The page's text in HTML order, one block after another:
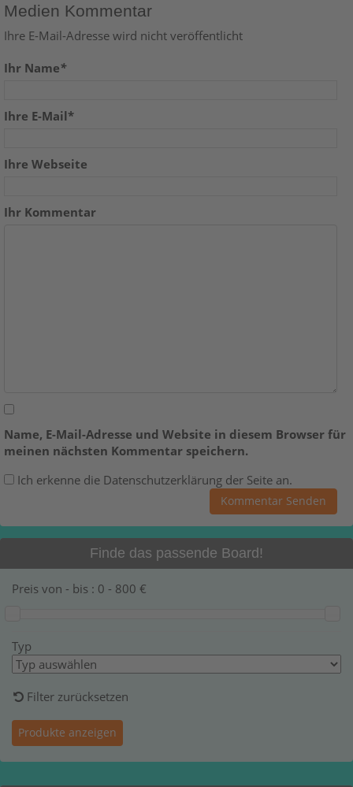
Medien Kommentar
Ihre E-Mail-Adresse wird nicht veröffentlicht
Ihr Name*
Ihre E-Mail*
Ihre Webseite
Ihr Kommentar
Name, E-Mail-Adresse und Website in diesem Browser für
meinen nächsten Kommentar speichern.
Ich erkenne die Datenschutzerklärung der Seite an.
Finde das passende Board!
Preis von - bis : 0 - 800 €
Typ
Filter zurücksetzen